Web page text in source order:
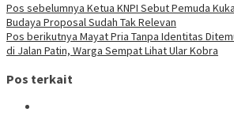
Pos sebelumnya Ketua KNPI Sebut Pemuda
Budaya Proposal Sudah Tak Relevan
Pos berikutnya Mayat Pria Tanpa Identitas
di Jalan Patin, Warga Sempat Lihat Ular Kobra
Pos terkait